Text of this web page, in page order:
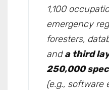
1,100
emergency
foresters,
anda third
250,000
(e.g., software